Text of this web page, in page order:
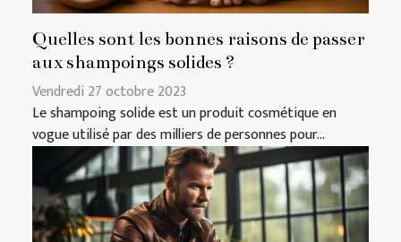
Quelles sont les bonnes raisons de passer
aux shampoings solides ?
Vendredi 27 octobre 2023
Le shampoing solide est un produit cosmétique en
vogue utilisé par des milliers de personnes pour...